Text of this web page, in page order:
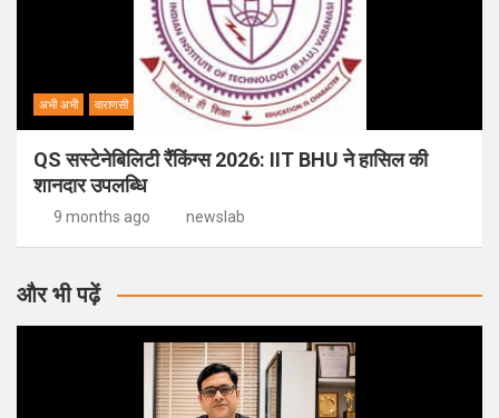
अभी अभी वाराणसी
QS सस्टेनेबिलिटी रैंकिंग्स 2026: IIT BHU ने हासिल की
शानदार उपलब्धि
9 months ago newslab
और भी पढ़ें